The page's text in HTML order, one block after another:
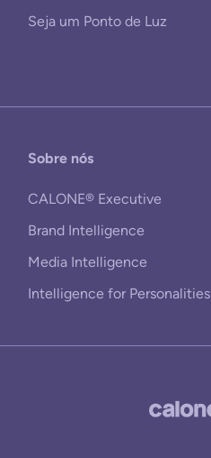
Seja um Ponto de Luz
Sobre nós
CALONE® Executive
Brand Intelligence
Media Intelligence
Intelligence for Personalities